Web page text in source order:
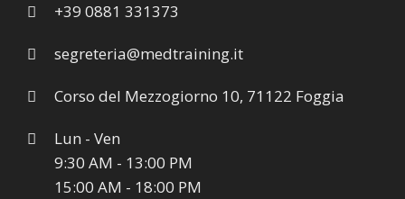
+39 0881 331373
segreteria@medtraining.it
Corso del Mezzogiorno 10, 71122 Foggia
Lun - Ven
9:30 AM - 13:00 PM
15:00 AM - 18:00 PM